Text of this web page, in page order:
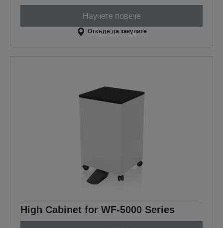
Научете повече
Откъде да закупите
High Cabinet for WF-5000 Series